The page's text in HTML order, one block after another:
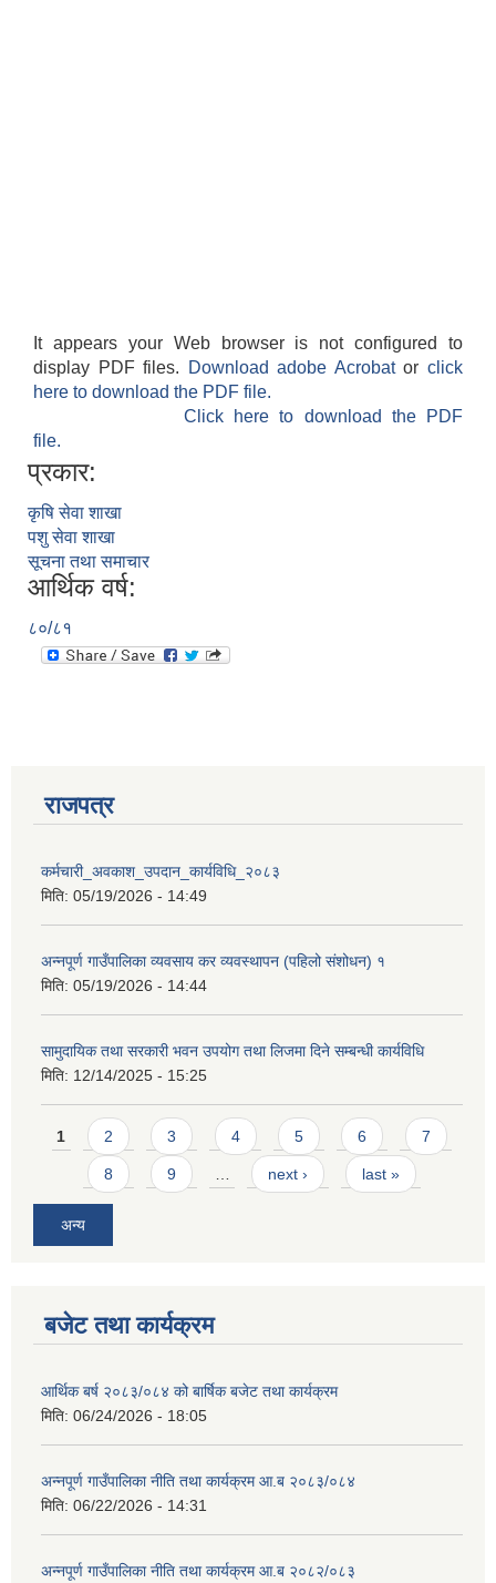
It appears your Web browser is not configured to
display PDF files.
Download adobe Acrobatorclick
here to download the PDF file.
Click here to download the PDF
file.
प्रकार:
कृषि सेवा शाखा
पशु सेवा शाखा
सूचना तथा समाचार
आर्थिक वर्ष:
८०/८१
राजपत्र
कर्मचारी_अवकाश_उपदान_कार्यविधि_२०८३
मिति: 05/19/2026 - 14:49
अन्नपूर्ण गाउँपालिका व्यवसाय कर व्यवस्थापन (पहिलो संशोधन) १
मिति: 05/19/2026 - 14:44
सामुदायिक तथा सरकारी भवन उपयोग तथा लिजमा दिने सम्बन्धी कार्यविधि
मिति: 12/14/2025 - 15:25
Pages
1 2 3 4 5 6 7
8 9 next › last »
अन्य
बजेट तथा कार्यक्रम
आर्थिक बर्ष २०८३/०८४ को बार्षिक बजेट तथा कार्यक्रम
मिति: 06/24/2026 - 18:05
अन्नपूर्ण गाउँपालिका नीति तथा कार्यक्रम आ.ब २०८३/०८४
मिति: 06/22/2026 - 14:31
अन्नपूर्ण गाउँपालिका नीति तथा कार्यक्रम आ.ब २०८२/०८३